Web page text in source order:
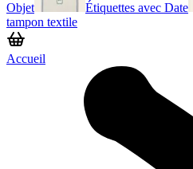
Objet Étiquettes avec Date
tampon textile
Accueil